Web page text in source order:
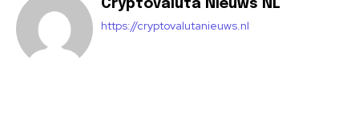
Cryptovaluta Nieuws NL
https://cryptovalutanieuws.nl